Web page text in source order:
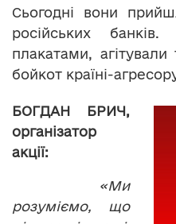
Сьогодні вони
російських
плакатами,
бойкот країні-
БОГДАН БРИЧ,
організатор
акції:
«Ми
розуміємо, що